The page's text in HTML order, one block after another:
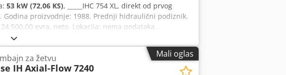
53 kW (72,06 KS), _____IHC 754 XL, direkt od prvog
proizvodnje: 1988. Prednji hidraulični podiznik.
evra, neto. Lokacija: nema podataka.
Mali oglas
za žetvu
IH Axial-Flow 7240